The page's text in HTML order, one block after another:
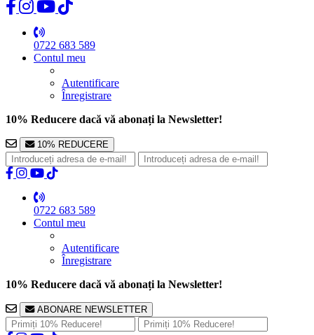
0722 683 589
Contul meu
Autentificare
Înregistrare
10% Reducere dacă vă abonați la Newsletter!
10% REDUCERE
0722 683 589
Contul meu
Autentificare
Înregistrare
10% Reducere dacă vă abonați la Newsletter!
ABONARE NEWSLETTER